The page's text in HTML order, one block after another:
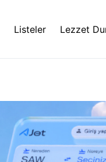
Listeler Lezzet